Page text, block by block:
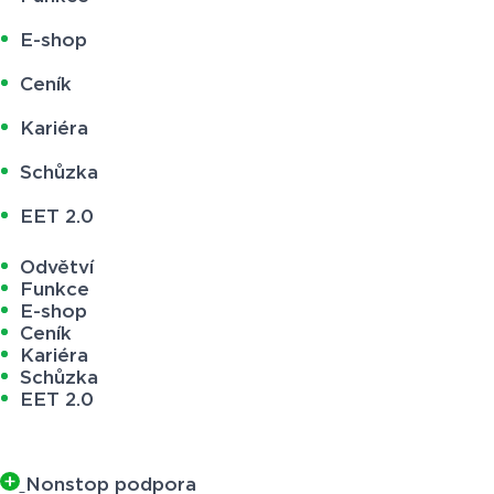
E-shop
Ceník
Kariéra
Schůzka
EET 2.0
Odvětví
Funkce
E-shop
Ceník
Kariéra
Schůzka
EET 2.0
Nonstop podpora